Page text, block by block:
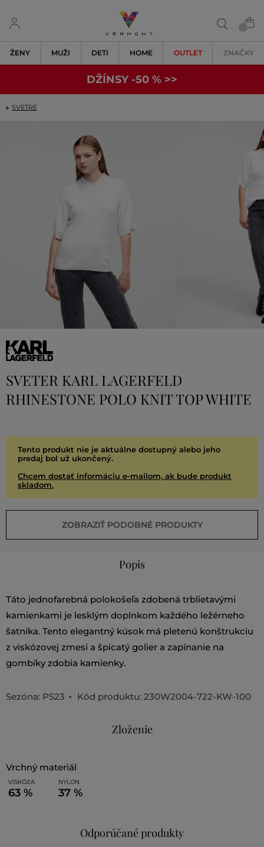
ŽENY MUŽI DETI HOME OUTLET ZNAČKY
DŽÍNSY -50 % >>
SVETRE
SVETER KARL LAGERFELD
RHINESTONE POLO KNIT TOP WHITE
Tento produkt nie je aktuálne dostupný alebo jeho
predaj bol už ukončený.
Chcem dostať informáciu e-mailom, ak bude produkt
skladom.
ZOBRAZIŤ PODOBNÉ PRODUKTY
Popis
Táto jednofarebná polokošeľa zdobená trblietavými
kamienkami je lesklým doplnkom každého ležérneho
šatníka. Tento elegantný kúsok má pletenú konštrukciu
z viskózovej zmesi a špicatý golier a zapínanie na
gombíky zdobia kamienky.
Sezóna: PS23 Kód produktu: 230W2004-722-KW-100
Zloženie
vrchný materiál
VISKÓZA
63 %
NYLON
37 %
Odporúčané produkty